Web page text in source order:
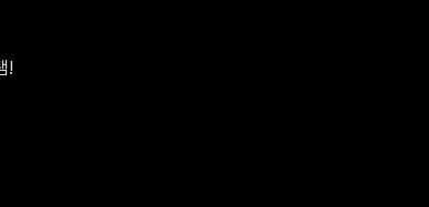
!